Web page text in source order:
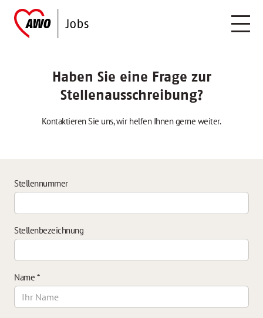
Haben Sie eine Frage zur
Stellenausschreibung?
Kontaktieren Sie uns, wir helfen Ihnen gerne weiter.
Stellennummer
Stellenbezeichnung
Name *